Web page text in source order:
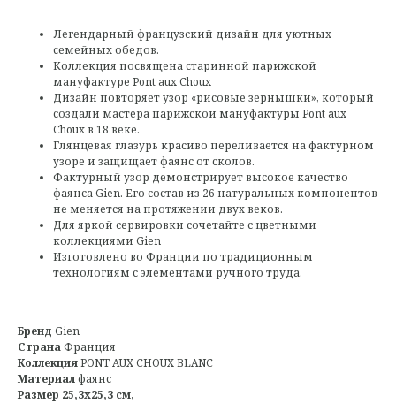
Легендарный французский дизайн для уютных
семейных обедов.
Коллекция посвящена старинной парижской
мануфактуре Pont aux Choux
Дизайн повторяет узор «рисовые зернышки», который
создали мастера парижской мануфактуры Pont aux
Choux в 18 веке.
Глянцевая глазурь красиво переливается на фактурном
узоре и защищает фаянс от сколов.
Фактурный узор демонстрирует высокое качество
фаянса Gien. Его состав из 26 натуральных компонентов
не меняется на протяжении двух веков.
Для яркой сервировки сочетайте с цветными
коллекциями Gien
Изготовлено во Франции по традиционным
технологиям с элементами ручного труда.
Бренд Gien
СтранаФранция
КоллекцияPONT AUX CHOUX BLANC
Материалфаянс
Размер 25,3x25,3 см,